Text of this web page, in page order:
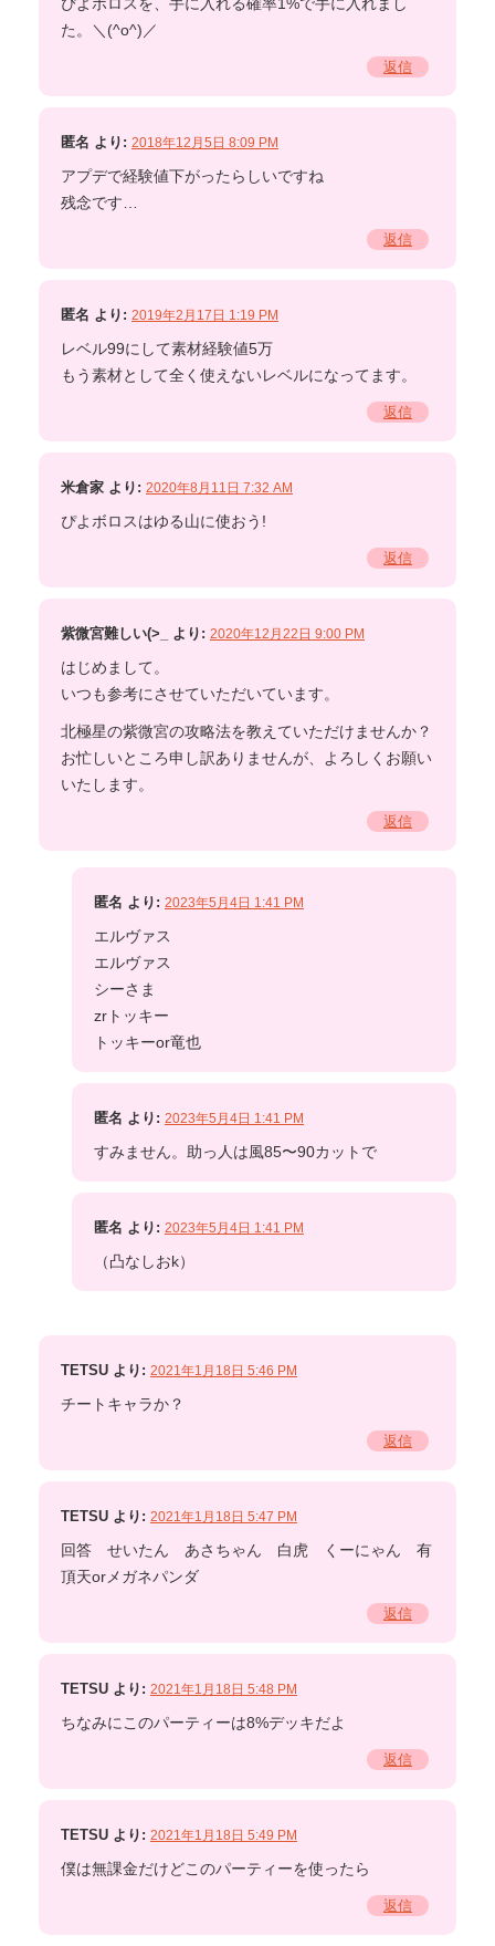
た。＼(^o^)／
返信
匿名 より: 2018年12月5日 8:09 PM
アプデで経験値下がったらしいですね
残念です…
返信
匿名 より: 2019年2月17日 1:19 PM
レベル99にして素材経験値5万
もう素材として全く使えないレベルになってます。
返信
米倉家 より: 2020年8月11日 7:32 AM
ぴよボロスはゆる山に使おう!
返信
紫微宮難しい(>_ より: 2020年12月22日 9:00 PM
はじめまして。
いつも参考にさせていただいています。
北極星の紫微宮の攻略法を教えていただけませんか？
お忙しいところ申し訳ありませんが、よろしくお願い
いたします。
返信
匿名 より: 2023年5月4日 1:41 PM
エルヴァス
エルヴァス
シーさま
zrトッキー
トッキーor竜也
匿名 より: 2023年5月4日 1:41 PM
すみません。助っ人は風85〜90カットで
匿名 より: 2023年5月4日 1:41 PM
（凸なしおk）
TETSU より: 2021年1月18日 5:46 PM
チートキャラか？
返信
TETSU より: 2021年1月18日 5:47 PM
回答 せいたん あさちゃん 白虎 くーにゃん 有
頂天orメガネパンダ
返信
TETSU より: 2021年1月18日 5:48 PM
ちなみにこのパーティーは8%デッキだよ
返信
TETSU より: 2021年1月18日 5:49 PM
僕は無課金だけどこのパーティーを使ったら
返信